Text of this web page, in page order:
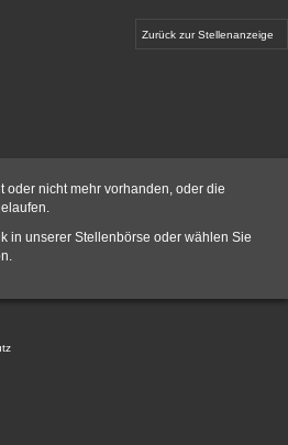
Zurück zur Stellenanzeige
oder nicht mehr vorhanden, oder die
in unserer Stellenbörse oder wählen Sie